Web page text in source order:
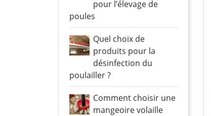
Zone production
Brumisation
Cooling plastique
Cooling inox
Turbine brassage
Protection moteur
Vis sans fin
Cable RO2V
Cable VVF
Câbles spécifiques
pour l’élevage de
poules
Quel choix de
produits pour la
désinfection du
poulailler ?
Comment choisir une
mangeoire volaille